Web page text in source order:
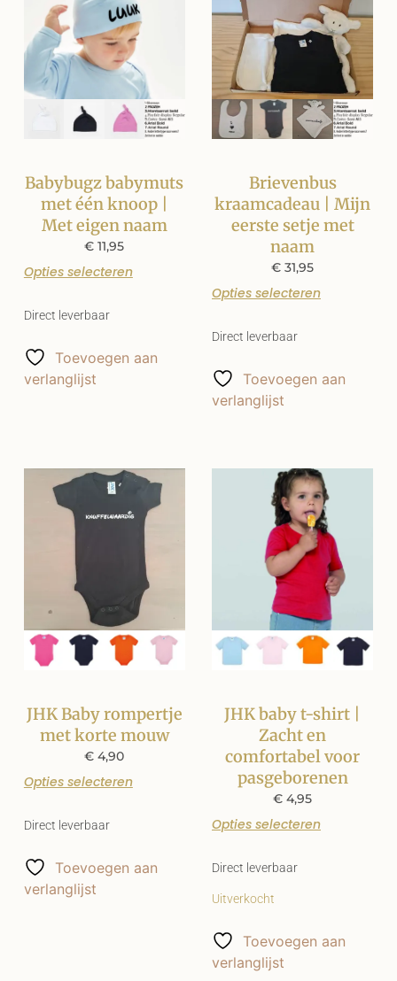
Babybugz babymuts
met één knoop |
Met eigen naam
€ 11,95
Opties selecteren
Direct leverbaar
Toevoegen aan
verlanglijst
Brievenbus
kraamcadeau | Mijn
eerste setje met
naam
€ 31,95
Opties selecteren
Direct leverbaar
Toevoegen aan
verlanglijst
JHK Baby rompertje
met korte mouw
€ 4,90
Opties selecteren
Direct leverbaar
Toevoegen aan
verlanglijst
JHK baby t-shirt |
Zacht en
comfortabel voor
pasgeborenen
€ 4,95
Opties selecteren
Direct leverbaar
Uitverkocht
Toevoegen aan
verlanglijst